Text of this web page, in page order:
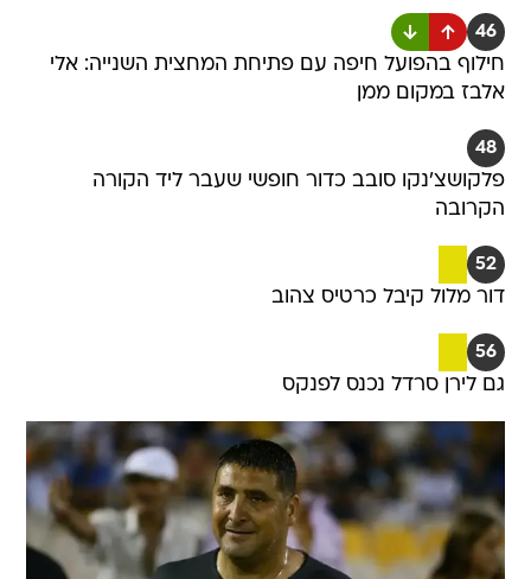
46
חילוף בהפועל חיפה עם פתיחת המחצית השנייה: אלי
אלבז במקום ממן
48
פלקושצ'נקו סובב כדור חופשי שעבר ליד הקורה
הקרובה
52
דור מלול קיבל כרטיס צהוב
56
גם לירן סרדל נכנס לפנקס